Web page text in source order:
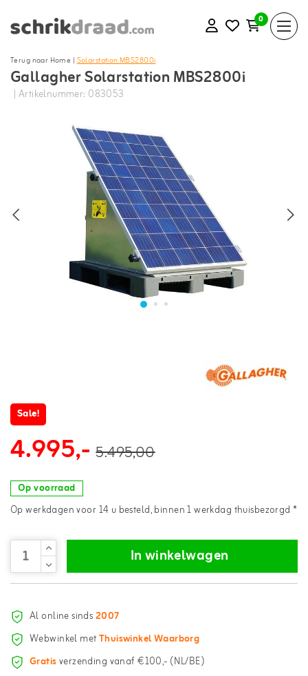
0
Terug naar Home |Solarstation MBS2800i
Gallagher Solarstation MBS2800i
| Artikelnummer: 083053
Sale!
4.995,- 5.495,00
Op voorraad
Op werkdagen voor 14 u besteld, binnen 1 werkdag thuisbezorgd *
In winkelwagen
Al online sinds2007
Webwinkel metThuiswinkel Waarborg
Gratisverzending vanaf €100,- (NL/BE)